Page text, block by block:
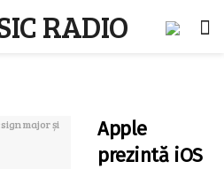
Apple
prezintă iOS